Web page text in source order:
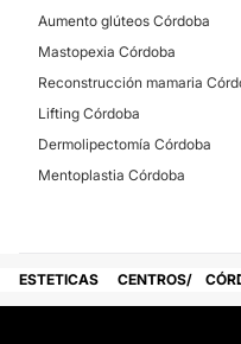
Aumento glúteos Córdoba
Mastopexia Córdoba
Reconstrucción mamaria
Lifting Córdoba
Dermolipectomía Córdoba
Mentoplastia Córdoba
ESTETICAS CENTROS